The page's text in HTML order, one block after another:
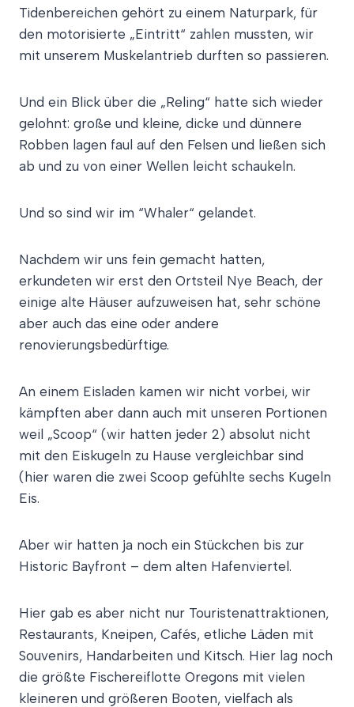
Tidenbereichen gehört zu einem Naturpark, für
den motorisierte „Eintritt“ zahlen mussten, wir
mit unserem Muskelantrieb durften so passieren.
Und ein Blick über die „Reling“ hatte sich wieder
gelohnt: große und kleine, dicke und dünnere
Robben lagen faul auf den Felsen und ließen sich
ab und zu von einer Wellen leicht schaukeln.
Und so sind wir im “Whaler“ gelandet.
Nachdem wir uns fein gemacht hatten,
erkundeten wir erst den Ortsteil Nye Beach, der
einige alte Häuser aufzuweisen hat, sehr schöne
aber auch das eine oder andere
renovierungsbedürftige.
An einem Eisladen kamen wir nicht vorbei, wir
kämpften aber dann auch mit unseren Portionen
weil „Scoop“ (wir hatten jeder 2) absolut nicht
mit den Eiskugeln zu Hause vergleichbar sind
(hier waren die zwei Scoop gefühlte sechs Kugeln
Eis.
Aber wir hatten ja noch ein Stückchen bis zur
Historic Bayfront – dem alten Hafenviertel.
Hier gab es aber nicht nur Touristenattraktionen,
Restaurants, Kneipen, Cafés, etliche Läden mit
Souvenirs, Handarbeiten und Kitsch. Hier lag noch
die größte Fischereiflotte Oregons mit vielen
kleineren und größeren Booten, vielfach als